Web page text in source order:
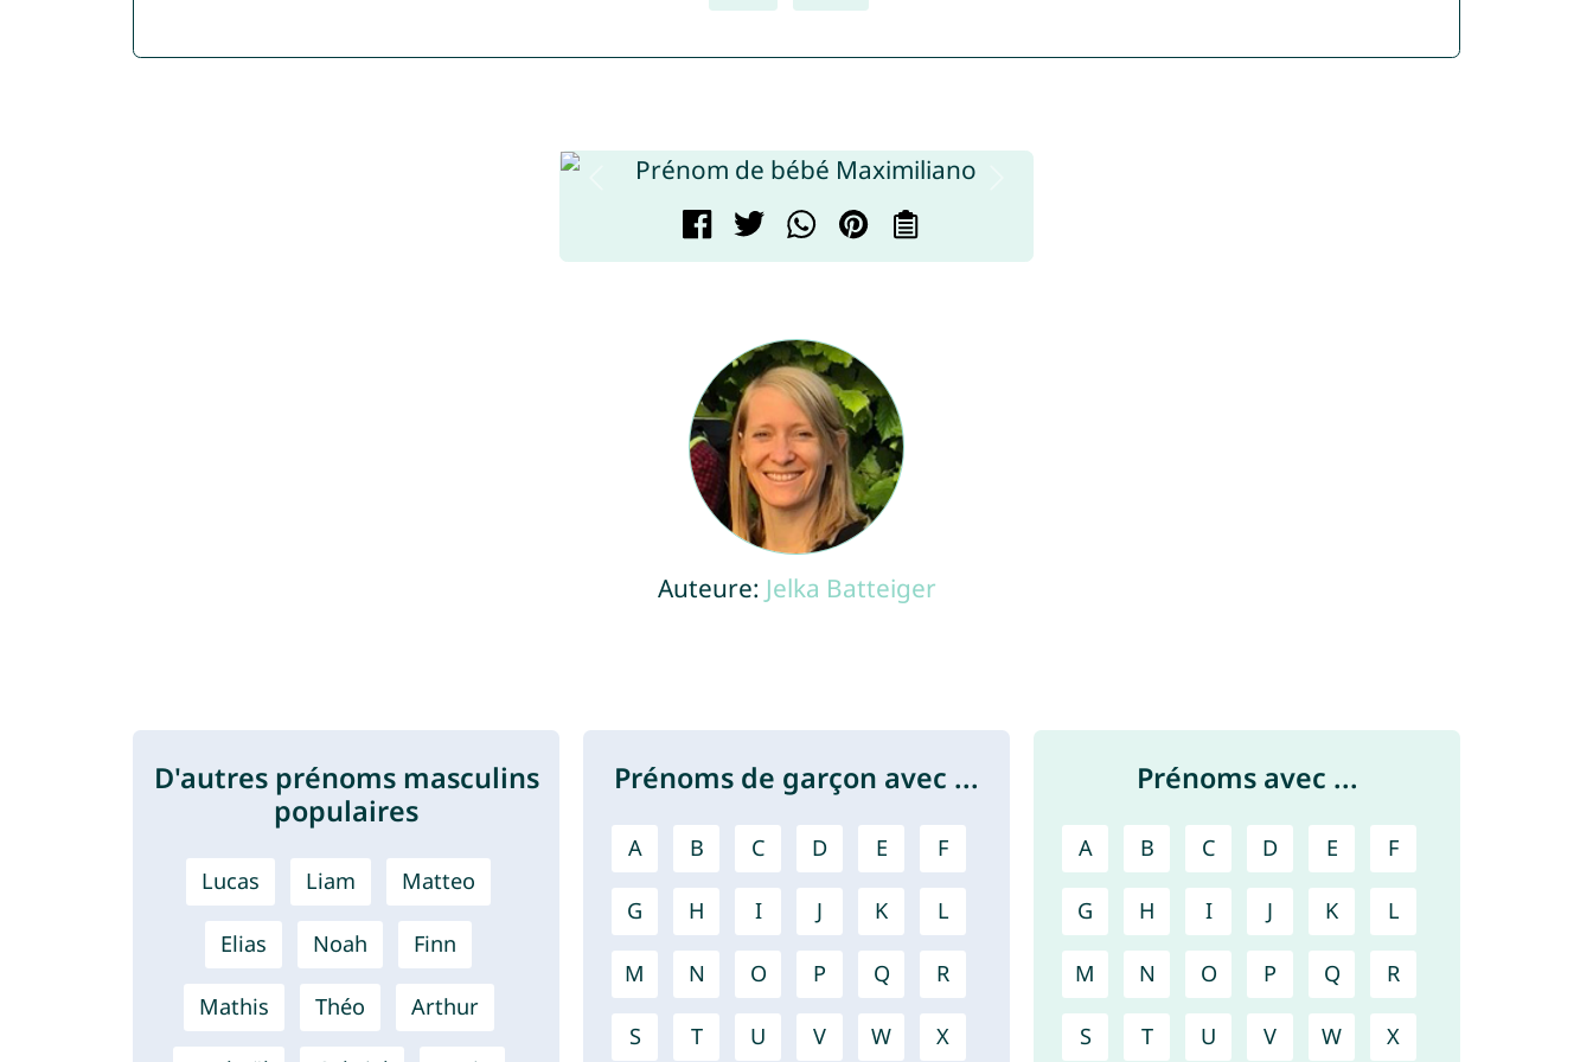
Auteure: Jelka Batteiger
D'autres prénoms masculins
populaires
Lucas Liam Matteo
Elias Noah Finn
Mathis Théo Arthur
Prénoms de garçon avec ...
A B C D E F
G H I J K L
M N O P Q R
S T U V W X
Prénoms avec ...
A B C D E F
G H I J K L
M N O P Q R
S T U V W X